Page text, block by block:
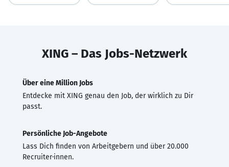
XING – Das Jobs-Netzwerk
Über eine Million Jobs
Entdecke mit XING genau den Job, der wirklich zu Dir
passt.
Persönliche Job-Angebote
Lass Dich finden von Arbeitgebern und über 20.000
Recruiter·innen.